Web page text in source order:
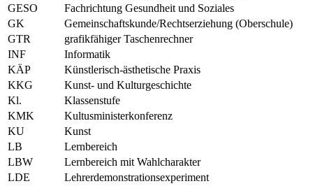
GESO
Fachrichtung Gesundheit und Soziales
GK
Gemeinschaftskunde/Rechtserziehung (Oberschule)
GTR
grafikfähiger Taschenrechner
INF
Informatik
KÄP
Künstlerisch-ästhetische Praxis
KKG
Kunst- und Kulturgeschichte
Kl.
Klassenstufe
KMK
Kultusministerkonferenz
KU
Kunst
LB
Lernbereich
LBW
Lernbereich mit Wahlcharakter
LDE
Lehrerdemonstrationsexperiment